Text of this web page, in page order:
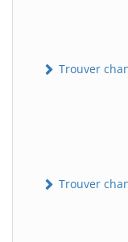
Trouver
Trouver